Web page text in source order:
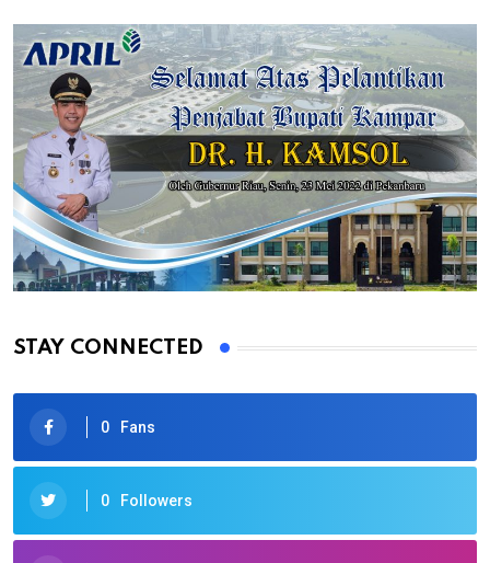
STAY CONNECTED
0 Fans
0 Followers